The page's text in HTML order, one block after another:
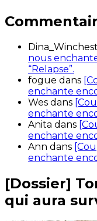
nous
“Relapse”.
fogue dans
enchante
Wes dans
enchante
Anita dans
enchante
Ann dans
enchante
[Dossier]
qui aura